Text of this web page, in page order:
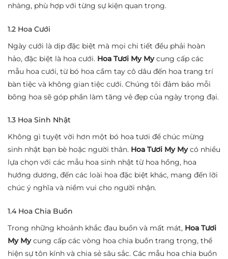
nhàng, phù hợp với từng sự kiện quan trọng.
1.2 Hoa Cưới
Ngày cưới là dịp đặc biệt mà mọi chi tiết đều phải hoàn
hảo, đặc biệt là hoa cưới. Hoa Tươi My Mycung cấp các
mẫu hoa cưới, từ bó hoa cầm tay cô dâu đến hoa trang trí
bàn tiệc và không gian tiệc cưới. Chúng tôi đảm bảo mỗi
bông hoa sẽ góp phần làm tăng vẻ đẹp của ngày trọng đại.
1.3 Hoa Sinh Nhật
Không gì tuyệt vời hơn một bó hoa tươi để chúc mừng
sinh nhật bạn bè hoặc người thân. Hoa Tươi My Mycó nhiều
lựa chọn với các mẫu hoa sinh nhật từ hoa hồng, hoa
hướng dương, đến các loài hoa đặc biệt khác, mang đến lời
chúc ý nghĩa và niềm vui cho người nhận.
1.4 Hoa Chia Buồn
Trong những khoảnh khắc đau buồn và mất mát, Hoa Tươi
My Mycung cấp các vòng hoa chia buồn trang trọng, thể
hiện sự tôn kính và chia sẻ sâu sắc. Các mẫu hoa chia buồn